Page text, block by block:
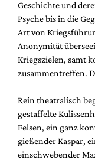
Geschichte und
Psyche bis in die
Art von
Anonymität
Kriegszielen, samt
zusammentreffen.
Rein theatralisch
gestaffelte
Felsen, ein ganz
gießender Kaspar,
einschwebender